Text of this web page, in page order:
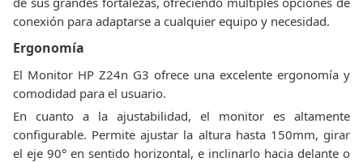
conexión para adaptarse a cualquier equipo y necesidad.
Ergonomía
El Monitor HP Z24n G3 ofrece una excelente ergonomía y
comodidad para el usuario.
En cuanto a la ajustabilidad, el monitor es altamente
configurable. Permite ajustar la altura hasta 150mm, girar
el eje 90° en sentido horizontal, e inclinarlo hacia delante o